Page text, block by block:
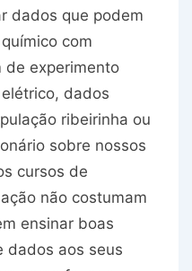
dados que podem
com
de experimento
dados
ribeirinha ou
sobre nossos
cursos de
não costumam
ensinar boas
dados aos seus